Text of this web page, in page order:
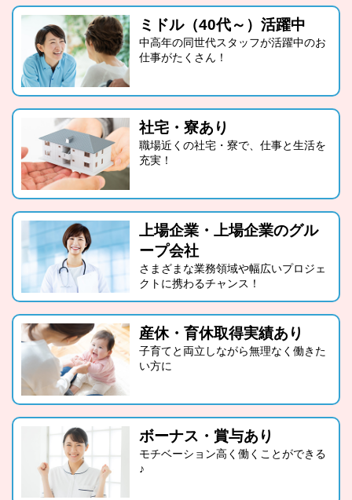
ミドル（40代～）活躍中
中高年の同世代スタッフが活躍中のお
仕事がたくさん！
社宅・寮あり
職場近くの社宅・寮で、仕事と生活を
充実！
上場企業・上場企業のグル
ープ会社
さまざまな業務領域や幅広いプロジェ
クトに携わるチャンス！
産休・育休取得実績あり
子育てと両立しながら無理なく働きた
い方に
ボーナス・賞与あり
モチベーション高く働くことができる
♪